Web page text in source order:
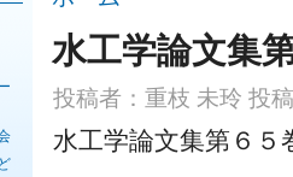
動
水工学論文集
投稿者： 重枝 未玲 投
水工学論文集第６